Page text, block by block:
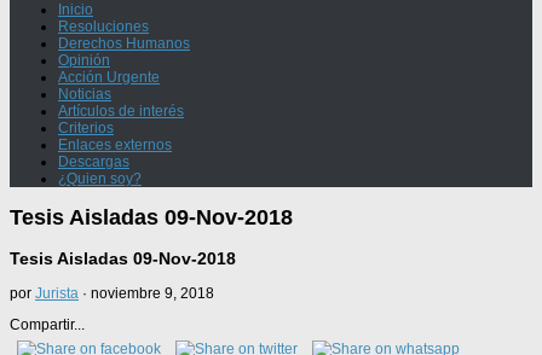
Inicio
Resoluciones
Derechos Humanos
Opinión
Acción Urgente
Noticias
Artículos de interés
Criterios
Enlaces externos
Descargas
¿Quien soy?
Tesis Aisladas 09-Nov-2018
Tesis Aisladas 09-Nov-2018
por Jurista · noviembre 9, 2018
Compartir...